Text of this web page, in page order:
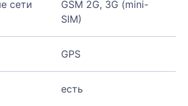
сети
GSM 2G, 3G (mini-
SIM)
GPS
есть